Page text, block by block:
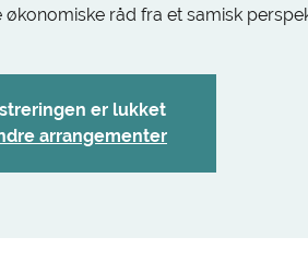
råd fra et samisk
er lukket
arrangementer